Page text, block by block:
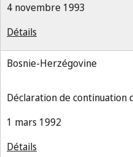
4 novembre 1993
Détails
Bosnie-Herzégovine
Déclaration de continuation
1 mars 1992
Détails